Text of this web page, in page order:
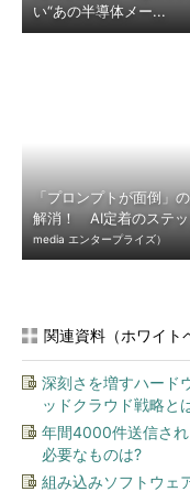
い“あの半導体メー...
「プロンプトが面倒」
解消！ AI定着のステ
media エンタープライズ）
関連資料（ホワイト
深刻さを増すハード
ッドクラウド戦略と
年間4000件送信され
必要なものは?
組み込みソフトウェ